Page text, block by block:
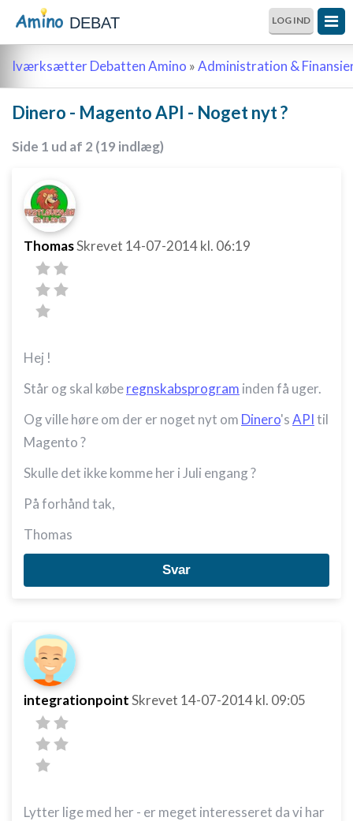
DEBAT LOG IND
Iværksætter Debatten Amino »Administration &
Dinero - Magento API - Noget nyt ?
Side 1 ud af 2 (19 indlæg)
ThomasSkrevet 14-07-2014kl. 06:19
Hej !
Står og skal køberegnskabsprogram inden få uger.
Og ville høre om der er noget nyt om Dinero'sAPItil
Magento ?
Skulle det ikke komme her i Juli engang ?
På forhånd tak,
Thomas
Svar
integrationpointSkrevet 14-07-2014kl. 09:05
Lytter lige med her - er meget interesseret da vi har